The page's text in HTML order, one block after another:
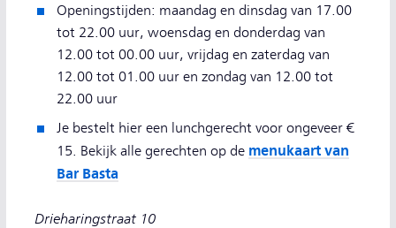
Openingstijden: maandag en dinsdag van 17.00
tot 22.00 uur, woensdag en donderdag van
12.00 tot 00.00 uur, vrijdag en zaterdag van
12.00 tot 01.00 uur en zondag van 12.00 tot
22.00 uur
Je bestelt hier een lunchgerecht voor ongeveer €
15. Bekijk alle gerechten op de menukaart van
Bar Basta
Drieharingstraat 10